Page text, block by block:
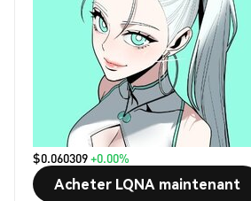
$0.060309+0.00%
Acheter LQNA maintenant